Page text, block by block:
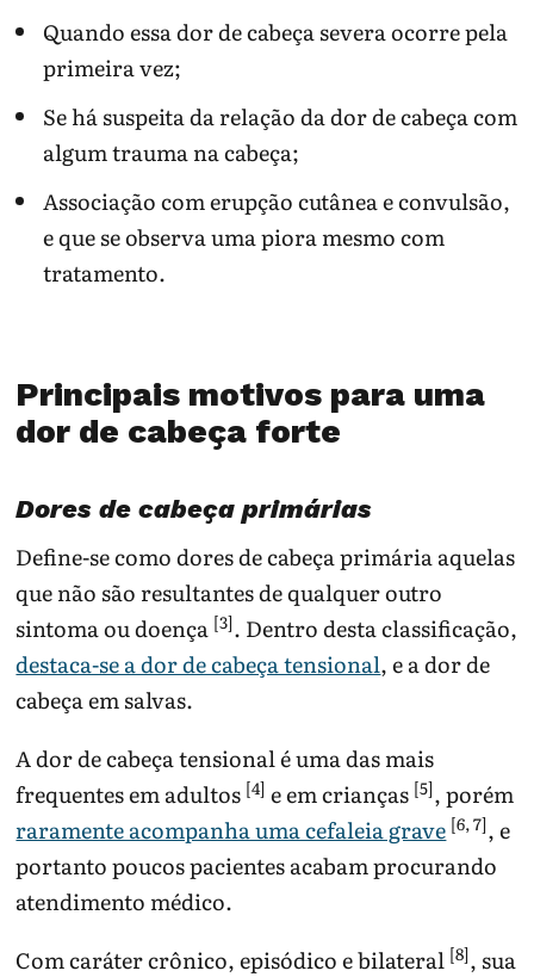
Quando essa dor de cabeça severa ocorre pela
primeira vez;
Se há suspeita da relação da dor de cabeça com
algum trauma na cabeça;
Associação com erupção cutânea e convulsão,
e que se observa uma piora mesmo com
tratamento.
Principais motivos para uma
dor de cabeça forte
Dores de cabeça primárias
Define-se como dores de cabeça primária aquelas
que não são resultantes de qualquer outro
sintoma ou doença [3]. Dentro desta classificação,
destaca-se a dor de cabeça tensional, e a dor de
cabeça em salvas.
A dor de cabeça tensional é uma das mais
frequentes em adultos [4] e em crianças [5], porém
raramente acompanha uma cefaleia grave [6, 7], e
portanto poucos pacientes acabam procurando
atendimento médico.
Com caráter crônico, episódico e bilateral [8], sua